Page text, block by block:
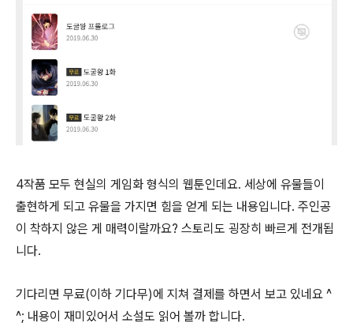
4작품 모두 현실의 게임화 형식의 웹툰인데요. 세상에 유물들이
출현하게 되고 유물을 가지면 힘을 얻게 되는 내용입니다. 주인공
이 착하지 않은 게 매력이랄까요? 스토리도 굉장히 빠르게 전개됩
니다.
기다리면 무료(이하 기다무)에 지쳐 결제를 하면서 보고 있네요 ^
^; 내용이 재미있어서 소설도 읽어 볼까 합니다.